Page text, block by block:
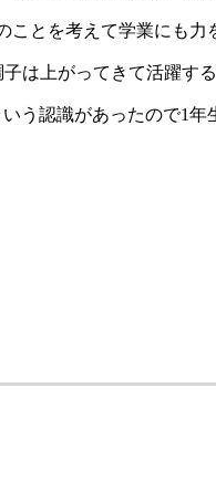
ことを考えて学業にも力
は上がってきて活躍す
う認識があったので1年